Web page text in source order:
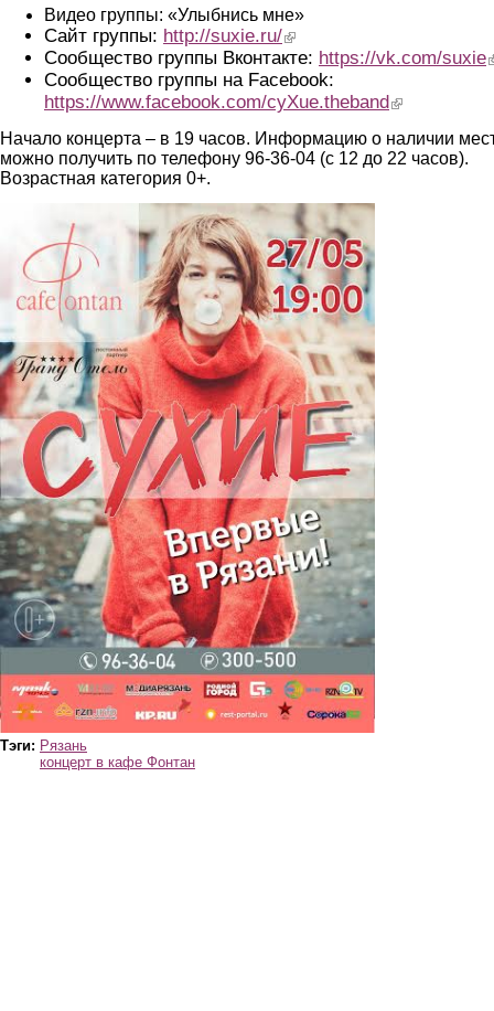
Видео группы: «Улыбнись мне»
Сайт группы: http://suxie.ru/(link is external)
Сообщество группы Вконтакте: https://vk.com/suxie
Сообщество группы на Facebook:
https://www.facebook.com/cyXue.theband (link is external)
Начало концерта – в 19 часов. Информацию о наличии
можно получить по телефону 96-36-04 (с 12 до 22 часов).
Возрастная категория 0+.
Тэги: Рязань
концерт в кафе Фонтан